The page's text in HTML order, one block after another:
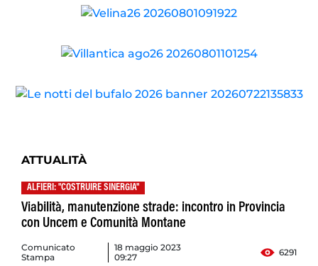
ATTUALITÀ
ALFIERI: "COSTRUIRE SINERGIA"
Viabilità, manutenzione strade: incontro in Provincia
con Uncem e Comunità Montane
Comunicato
Stampa
18 maggio 2023
09:27
6291